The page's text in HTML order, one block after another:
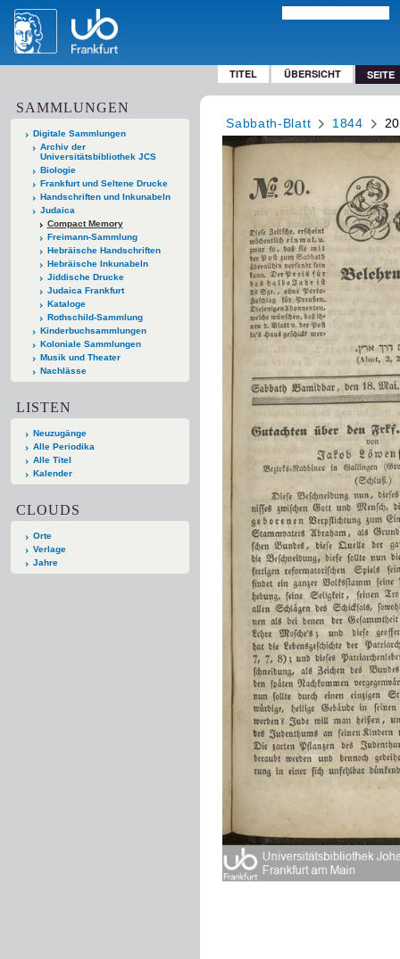
TITEL ÜBERSICHT SEITE
SAMMLUNGEN
Digitale Sammlungen
Archiv der
Universitätsbibliothek JCS
Biologie
Frankfurt und Seltene Drucke
Handschriften und Inkunabeln
Judaica
Compact Memory
Freimann-Sammlung
Hebräische Handschriften
Hebräische Inkunabeln
Jiddische Drucke
Judaica Frankfurt
Kataloge
Rothschild-Sammlung
Kinderbuchsammlungen
Koloniale Sammlungen
Musik und Theater
Nachlässe
LISTEN
Neuzugänge
Alle Periodika
Alle Titel
Kalender
CLOUDS
Orte
Verlage
Jahre
Sabbath-Blatt 1844